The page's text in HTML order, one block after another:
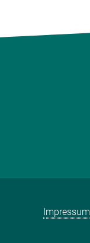
Impressum